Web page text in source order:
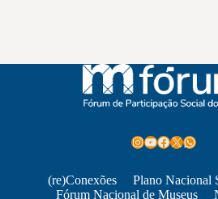
Instagram
Youtube
Facebook
X
(re)Conexões
Plano Nacional
Fórum Nacional de Museus